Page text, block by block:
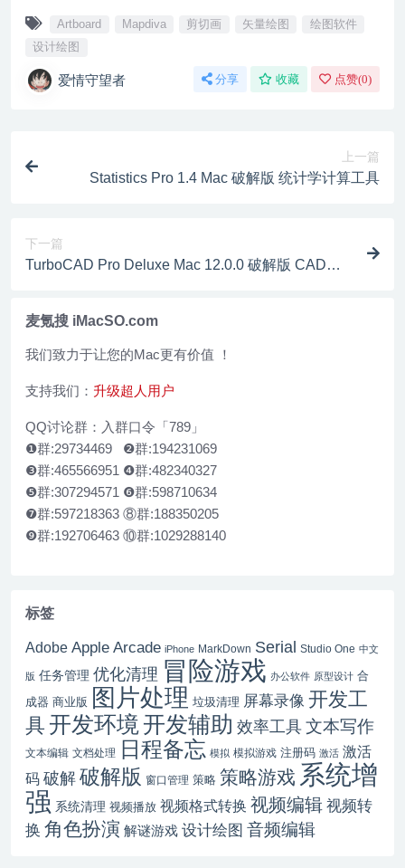
Artboard Mapdiva 剪切画 矢量绘图
绘图软件
设计绘图
爱情守望者 分享 收藏 点赞(0)
上一篇
Statistics Pro 1.4 Mac 破解版 统计学计算工具
下一篇
TurboCAD Pro Deluxe Mac 12.0.0 破解版 CAD设
麦氪搜 iMacSO.com
我们致力于让您的Mac更有价值 ！
支持我们： 升级超人用户
QQ讨论群：入群口令「789」
❶群:29734469 ❷群:194231069
❸群:465566951 ❹群:482340327
❺群:307294571 ❻群:598710634
❼群:597218363 ⑧群:188350205
❾群:192706463 ⑩群:1029288140
标签
Adobe Apple Arcade iPhone MarkDown Serial Studio One 中文
版 任务管理 优化清理 冒险游戏 办公软件 原型设计 合
成器 商业版 图片处理 垃圾清理 屏幕录像 开发工
具 开发环境开发辅助 效率工具 文本写作
文本编辑 文档处理 日程备忘 模拟 模拟游戏 注册码 激活 激活
码 破解破解版 窗口管理 策略 策略游戏 系统增
强 系统清理 视频播放 视频格式转换 视频编辑 视频转
换 角色扮演 解谜游戏 设计绘图 音频编辑